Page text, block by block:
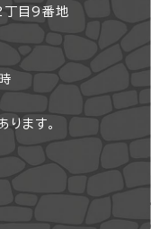
目9番地
ます。